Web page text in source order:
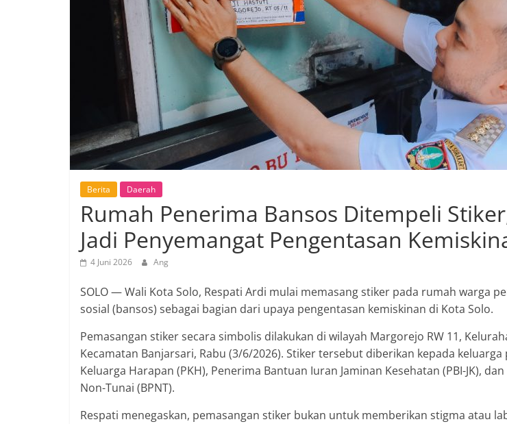
Berita Daerah
Rumah Penerima Bansos Ditempeli
Jadi Penyemangat Pengentasan
4 Juni 2026 Ang
SOLO — Wali Kota Solo, Respati Ardi mulai memasang stiker pada rumah warga
sosial (bansos) sebagai bagian dari upaya pengentasan kemiskinan di Kota Solo.
Pemasangan stiker secara simbolis dilakukan di wilayah Margorejo RW 11,
Kecamatan Banjarsari, Rabu (3/6/2026). Stiker tersebut diberikan kepada
Keluarga Harapan (PKH), Penerima Bantuan Iuran Jaminan Kesehatan (PBI-JK),
Non-Tunai (BPNT).
Respati menegaskan, pemasangan stiker bukan untuk memberikan stigma atau